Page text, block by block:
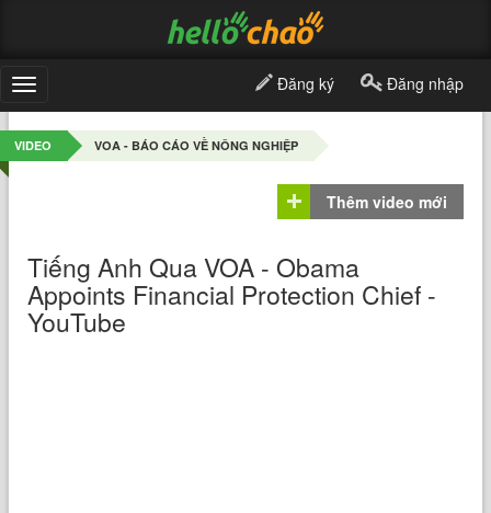
Toggle
navigation
Đăng ký Đăng nhập
VIDEO VOA - BÁO CÁO VỀ NÔNG NGHIỆP
Thêm video mới
Tiếng Anh Qua VOA - Obama
Appoints Financial Protection Chief -
YouTube